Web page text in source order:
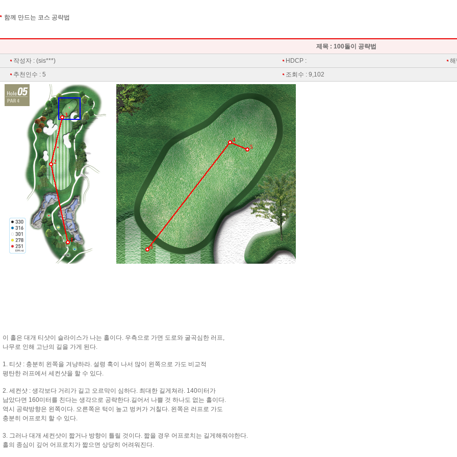
함께 만드는 코스 공략법
제목 : 100돌이 공략법
작성자 : (sis***)
HDCP :
해
추천인수 : 5
조회수 : 9,102
1
2
3
3
4
5
이 홀은 대개 티샷이 슬라이스가 나는 홀이다. 우측으로 가면 도로와 굴곡심한 러프,
나무로 인해 고난의 길을 가게 된다.
1. 티샷 : 충분히 왼쪽을 겨냥하라. 설령 훅이 나서 많이 왼쪽으로 가도 비교적
평탄한 러프에서 세컨샷을 할 수 있다.
2. 세컨샷 : 생각보다 거리가 길고 오르막이 심하다. 최대한 길게쳐라. 140미터가
남았다면 160미터를 친다는 생각으로 공략한다.길어서 나쁠 것 하나도 없는 홀이다.
역시 공략방향은 왼쪽이다. 오른쪽은 턱이 높고 벙커가 거칠다. 왼쪽은 러프로 가도
충분히 어프로치 할 수 있다.
3. 그러나 대개 세컨샷이 짧거나 방향이 틀릴 것이다. 짧을 경우 어프로치는 길게해줘야한다.
홀의 종심이 깊어 어프로치가 짧으면 상당히 어려워진다.